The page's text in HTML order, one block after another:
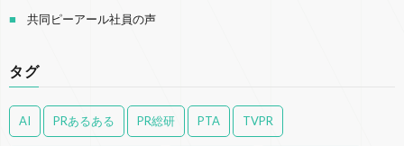
共同ピーアール社員の声
タグ
AI PRあるある PR総研 PTA TVPR